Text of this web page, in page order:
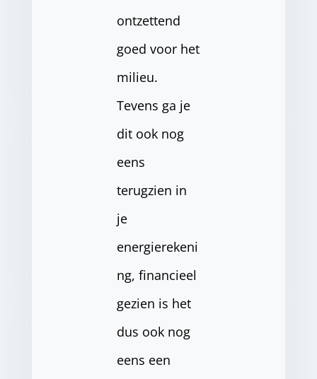
ontzettend
goed voor het
milieu.
Tevens ga je
dit ook nog
eens
terugzien in
je
energierekeni
ng, financieel
gezien is het
dus ook nog
eens een